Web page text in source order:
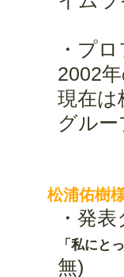
・プ
2002
現在は
グルー
松浦佑樹
・発
「私にと
無)